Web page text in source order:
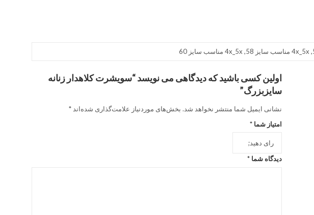
اولین کسی باشید که دیدگاهی می نویسد “سویشرت کلاهدار زنانه
سایزبزرگ”
نشانی ایمیل شما منتشر نخواهد شد. بخش‌های موردنیاز علامت‌گذاری شده‌اند*
امتیاز شما*
دیدگاه شما*